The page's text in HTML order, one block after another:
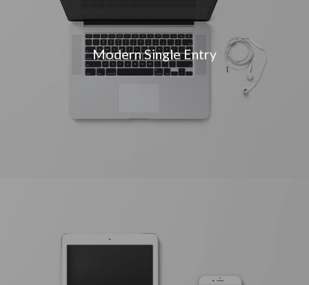
Modern Single Entry